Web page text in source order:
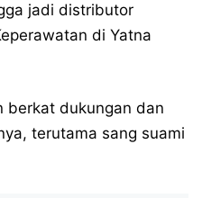
jadi distributor
di Yatna
berkat dukungan dan
terutama sang suami